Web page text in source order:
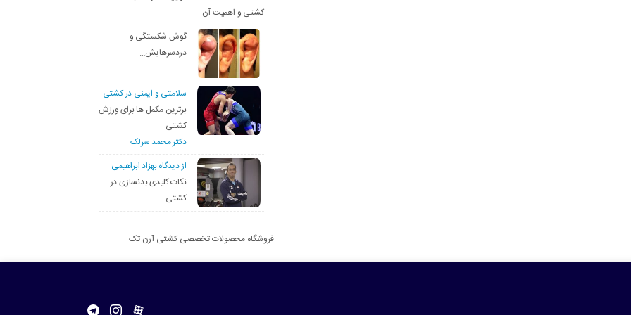
کشتی و اهمیت آن
گوش شکستگی و
دردسرهایش…
سلامتی و ایمنی در کشتی
برترین مکمل ها برای ورزش
کشتی
دکتر محمد سرلک
از دیدگاه بهزاد ابراهیمی
نکات کلیدی بدنسازی در
کشتی
فروشگاه محصولات تخصصی کشتی آرن تک